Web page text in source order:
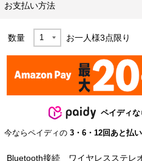
お支払い方法
数量 お一人様3点限り
ペイディな
今ならペイディの 3・6・12回あと払い
Bluetooth接続 ワイヤレスステレ